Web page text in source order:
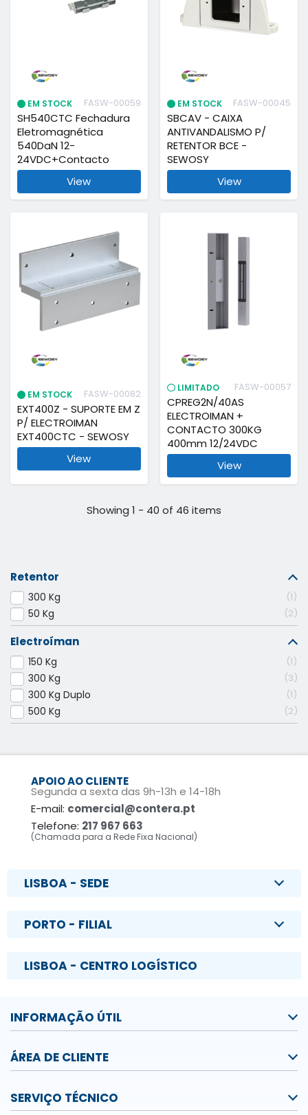
EM STOCK FASW-00059
SH540CTC Fechadura
Eletromagnética
540DaN 12-
24VDC+Contacto
View
EM STOCK FASW-00045
SBCAV - CAIXA
ANTIVANDALISMO P/
RETENTOR BCE -
SEWOSY
View
EM STOCK FASW-00082
EXT400Z - SUPORTE EM Z
P/ ELECTROIMAN
EXT400CTC - SEWOSY
View
LIMITADO FASW-00057
CPREG2N/40AS
ELECTROIMAN +
CONTACTO 300KG
400mm 12/24VDC
View
Showing 1 - 40 of 46 items
Retentor
300 Kg 1
50 Kg 2
Electroíman
150 Kg 1
300 Kg 3
300 Kg Duplo 1
500 Kg 2
APOIO AO CLIENTE
Segunda a sexta das 9h-13h e 14-18h
E-mail: comercial@contera.pt
Telefone: 217 967 663
(Chamada para a Rede Fixa Nacional)
LISBOA - SEDE
PORTO - FILIAL
LISBOA - CENTRO LOGÍSTICO
INFORMAÇÃO ÚTIL
ÁREA DE CLIENTE
SERVIÇO TÉCNICO